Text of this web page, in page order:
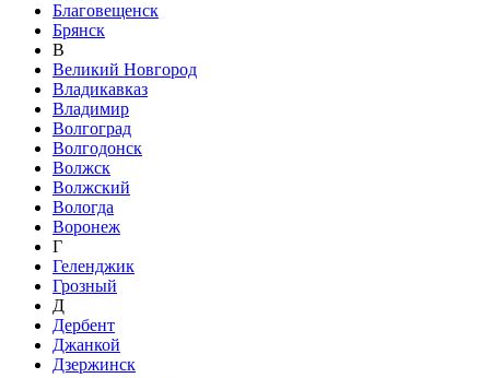
Благовещенск
Брянск
В
Великий Новгород
Владикавказ
Владимир
Волгоград
Волгодонск
Волжск
Волжский
Вологда
Воронеж
Г
Геленджик
Грозный
Д
Дербент
Джанкой
Дзержинск